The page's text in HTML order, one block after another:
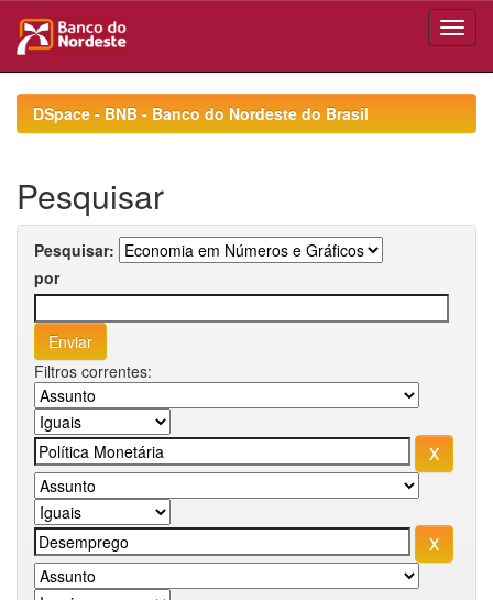
navigationDSpace - BNB - Banco do Nordeste do Brasil
Pesquisar
Pesquisar:
por
Filtros correntes: